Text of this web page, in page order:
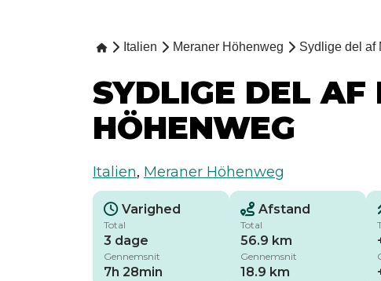
Italien Meraner Höhenweg Sydlige del af
SYDLIGE DEL AF
HÖHENWEG
Italien, Meraner Höhenweg
Varighed
Total
3 dage
Gennemsnit
7h 28min
Afstand
Total
56.9 km
Gennemsnit
18.9 km